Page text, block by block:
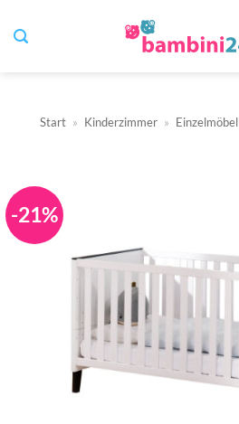
Inhalt
Start » Kinderzimmer » Einzelmöbel
-21%